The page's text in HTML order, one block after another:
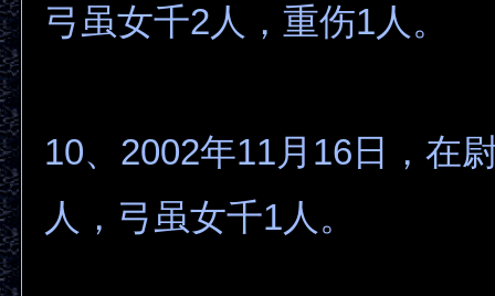
弓虽女千2人，重伤1人。
10、2002年11月16日，在
人，弓虽女千1人。